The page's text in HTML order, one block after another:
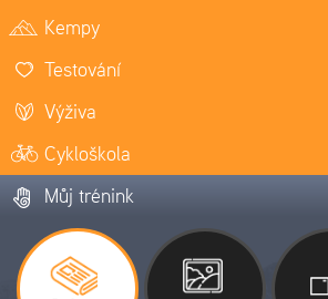
Kempy
Testování
Výživa
Cykloškola
Můj trénink